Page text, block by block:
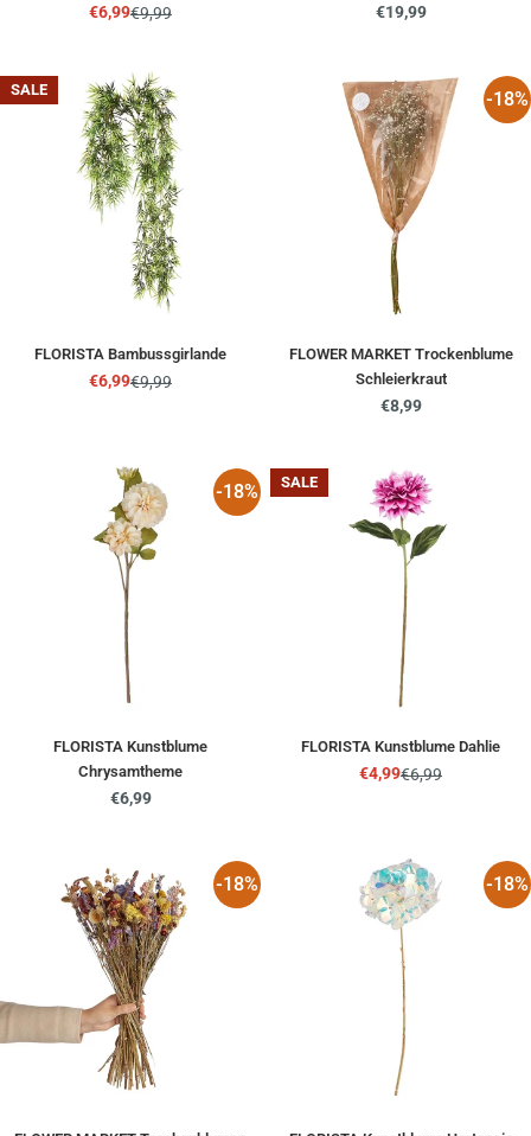
Angebotspreis
€6,99Regulärer
€9,99
Regulärer
€19,99
SALE
FLORISTA Bambussgirlande
Angebotspreis
€6,99Regulärer
€9,99
-18%
FLOWER MARKET Trockenblume
Schleierkraut
Regulärer
€8,99
-18%
FLORISTA Kunstblume
Chrysamtheme
Regulärer
€6,99
SALE
FLORISTA Kunstblume Dahlie
Angebotspreis
€4,99Regulärer
€6,99
-18% -18%